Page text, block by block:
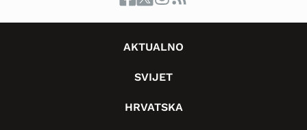
AKTUALNO
SVIJET
HRVATSKA